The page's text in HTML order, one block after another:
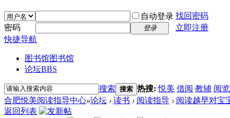
自动登录 找回密码
密码
登录
立即注册
快捷导航
图书馆图书馆
论坛BBS
搜索 搜索 热搜:悦美 借阅 教辅 阅览
合肥悦美阅读指导中心»论坛 › 读书 › 阅读指导 › 阅读越早对宝
返回列表